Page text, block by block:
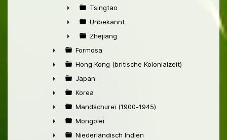
►
►
Tsingtao
►
Unbekannt
►
Zhejiang
►
Formosa
►
Hong Kong (britische Kolonialzeit)
►
Japan
►
Korea
►
Mandschurei (1900-1945)
►
Mongolei
Niederländisch Indien